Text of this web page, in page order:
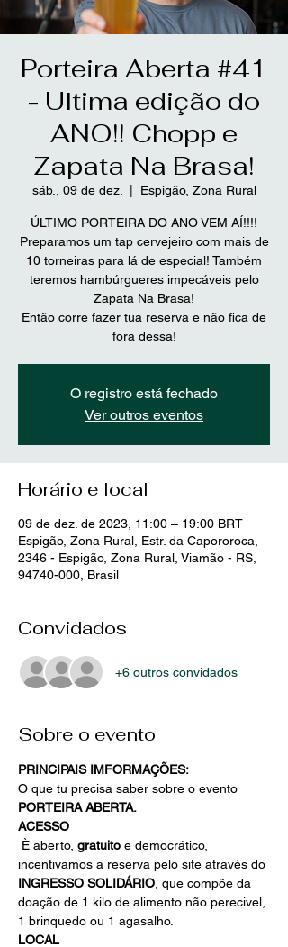
Porteira Aberta #41
- Ultima edição do
ANO!! Chopp e
Zapata Na Brasa!
sáb., 09 de dez.
  |
Espigão, Zona Rural
ÚLTIMO PORTEIRA DO ANO VEM AÍ!!!!
Preparamos um tap cervejeiro com mais de
10 torneiras para lá de especial! Também
teremos hambúrgueres impecáveis pelo
Zapata Na Brasa!
Então corre fazer tua reserva e não fica de
fora dessa!
O registro está fechado
Ver outros eventos
Horário e local
09 de dez. de 2023, 11:00 – 19:00 BRT
Espigão, Zona Rural, Estr. da Capororoca,
2346 - Espigão, Zona Rural, Viamão - RS,
94740-000, Brasil
Convidados
+6 outros convidados
Sobre o evento
PRINCIPAIS IMFORMAÇÕES:
O que tu precisa saber sobre o evento
PORTEIRA ABERTA.
ACESSO
È aberto, gratuito e democrático,
incentivamos a reserva pelo site através do
INGRESSO SOLIDÁRIO, que compõe da
doação de 1 kilo de alimento não perecivel,
1 brinquedo ou 1 agasalho.
LOCAL